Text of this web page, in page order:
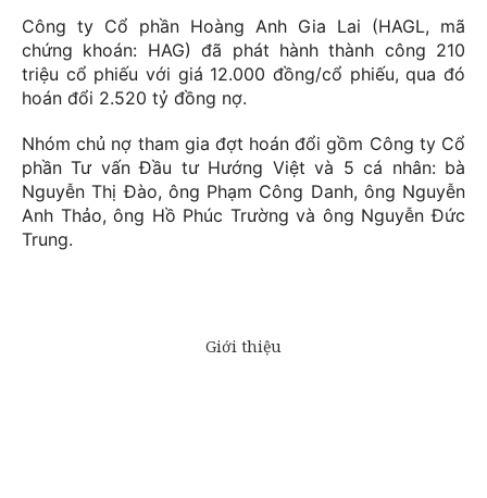
Công ty Cổ phần Hoàng Anh Gia Lai (HAGL, mã
chứng khoán: HAG) đã phát hành thành công 210
triệu cổ phiếu với giá 12.000 đồng/cổ phiếu, qua đó
hoán đổi 2.520 tỷ đồng nợ.
Nhóm chủ nợ tham gia đợt hoán đổi gồm Công ty Cổ
phần Tư vấn Đầu tư Hướng Việt và 5 cá nhân: bà
Nguyễn Thị Đào, ông Phạm Công Danh, ông Nguyễn
Anh Thảo, ông Hồ Phúc Trường và ông Nguyễn Đức
Trung.